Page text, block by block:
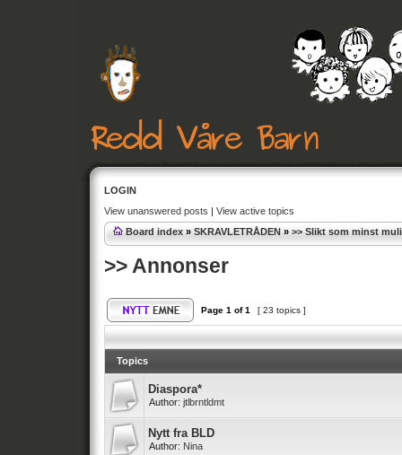
LOGIN
View unanswered posts | View active topics
Board index » SKRAVLETRÅDEN » >> Slikt som minst
>> Annonser
Page 1 of1 [ 23 topics ]
Topics
Diaspora*
Author: jtlbrntldmt
Nytt fra BLD
Author: Nina